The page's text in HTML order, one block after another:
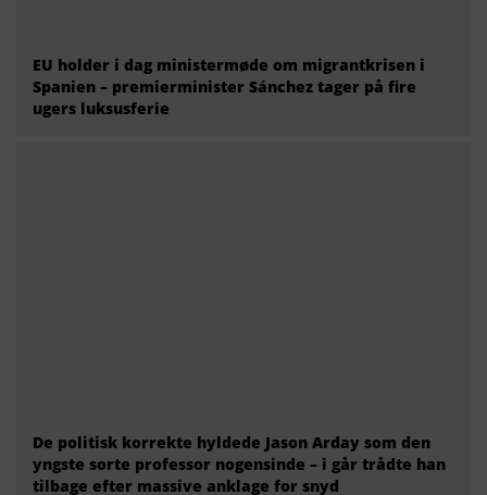
EU holder i dag ministermøde om migrantkrisen i
Spanien – premierminister Sánchez tager på fire
ugers luksusferie
De politisk korrekte hyldede Jason Arday som den
yngste sorte professor nogensinde – i går trådte han
tilbage efter massive anklage for snyd